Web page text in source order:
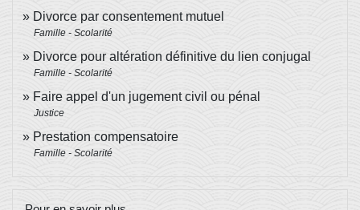
Divorce par consentement mutuel
Famille - Scolarité
Divorce pour altération définitive du lien conjugal
Famille - Scolarité
Faire appel d'un jugement civil ou pénal
Justice
Prestation compensatoire
Famille - Scolarité